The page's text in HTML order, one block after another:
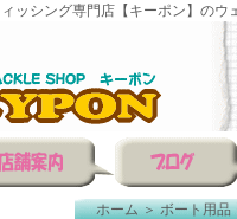
ッシング専門店【キーポン】のウ
ホーム＞ボート用品